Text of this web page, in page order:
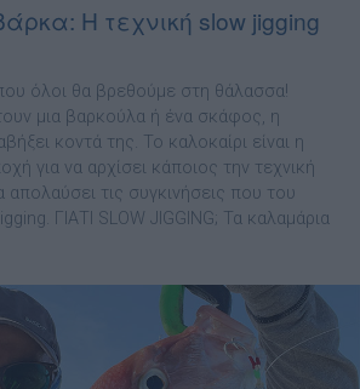
Η τεχνική slow jigging
όλοι θα βρεθούμε στη θάλασσα!
μια βαρκούλα ή ένα σκάφος, η
κοντά της. Το καλοκαίρι είναι η
για να αρχίσει κάποιος την τεχνική
απολαύσει τις συγκινήσεις που του
ΓΙΑΤΙ SLOW JIGGING; Τα καλαμάρια